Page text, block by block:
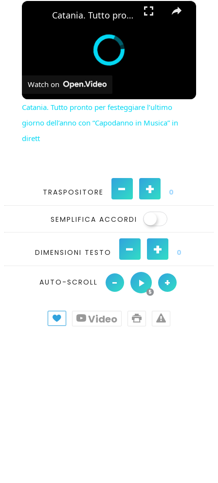
×
Catania. Tutto pronto per festeggiare l’ultimo giorno dell’anno con “Capodanno in Musica” in dirett
Watch on
Catania. Tutto pronto per festeggiare l’ultimo
giorno dell’anno con “Capodanno in Musica” in
dirett
TRASPOSITORE - + 0
SEMPLIFICA ACCORDI
DIMENSIONI TESTO - + 0
AUTO-SCROLL - +
Video